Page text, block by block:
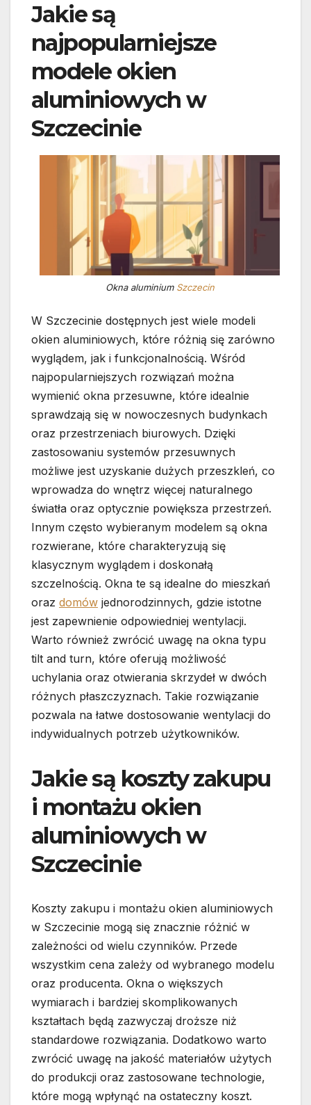
Jakie są
najpopularniejsze
modele okien
aluminiowych w
Szczecinie
Okna aluminium Szczecin
W Szczecinie dostępnych jest wiele modeli
okien aluminiowych, które różnią się zarówno
wyglądem, jak i funkcjonalnością. Wśród
najpopularniejszych rozwiązań można
wymienić okna przesuwne, które idealnie
sprawdzają się w nowoczesnych budynkach
oraz przestrzeniach biurowych. Dzięki
zastosowaniu systemów przesuwnych
możliwe jest uzyskanie dużych przeszkleń, co
wprowadza do wnętrz więcej naturalnego
światła oraz optycznie powiększa przestrzeń.
Innym często wybieranym modelem są okna
rozwierane, które charakteryzują się
klasycznym wyglądem i doskonałą
szczelnością. Okna te są idealne do mieszkań
oraz domów jednorodzinnych, gdzie istotne
jest zapewnienie odpowiedniej wentylacji.
Warto również zwrócić uwagę na okna typu
tilt and turn, które oferują możliwość
uchylania oraz otwierania skrzydeł w dwóch
różnych płaszczyznach. Takie rozwiązanie
pozwala na łatwe dostosowanie wentylacji do
indywidualnych potrzeb użytkowników.
Jakie są koszty zakupu
i montażu okien
aluminiowych w
Szczecinie
Koszty zakupu i montażu okien aluminiowych
w Szczecinie mogą się znacznie różnić w
zależności od wielu czynników. Przede
wszystkim cena zależy od wybranego modelu
oraz producenta. Okna o większych
wymiarach i bardziej skomplikowanych
kształtach będą zazwyczaj droższe niż
standardowe rozwiązania. Dodatkowo warto
zwrócić uwagę na jakość materiałów użytych
do produkcji oraz zastosowane technologie,
które mogą wpłynąć na ostateczny koszt.